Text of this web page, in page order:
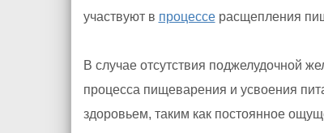
участвуют в процессерасщепления
В случае отсутствия поджелудочной
процесса пищеварения и усвоения
здоровьем, таким как постоянное